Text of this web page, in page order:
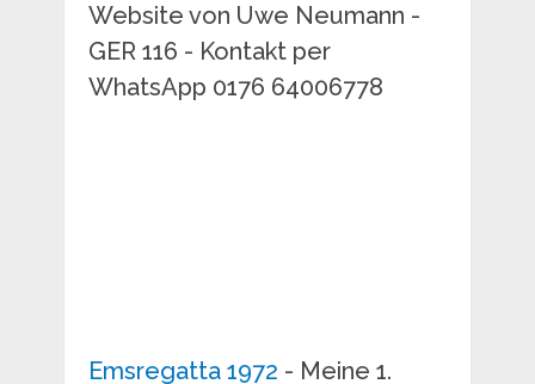
Website von Uwe Neumann -
GER 116 - Kontakt per
WhatsApp 0176 64006778
Emsregatta 1972 - Meine 1.